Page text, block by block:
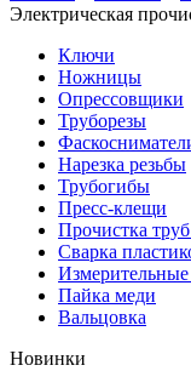
Электрическая
Ключи
Ножницы
Опрессовщики
Труборезы
Нарезка резьбы
Трубогибы
Пресс-клещи
Прочистка
Сварка
Пайка меди
Вальцовка
Новинки